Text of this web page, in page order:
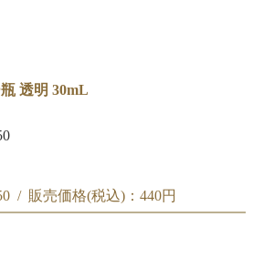
透明 30mL
/ 販売価格(税込)： 440円